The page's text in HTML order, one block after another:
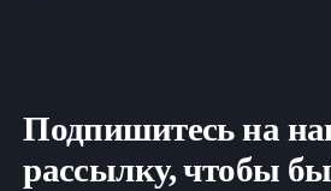
Подпишитесь на
рассылку, чтобы